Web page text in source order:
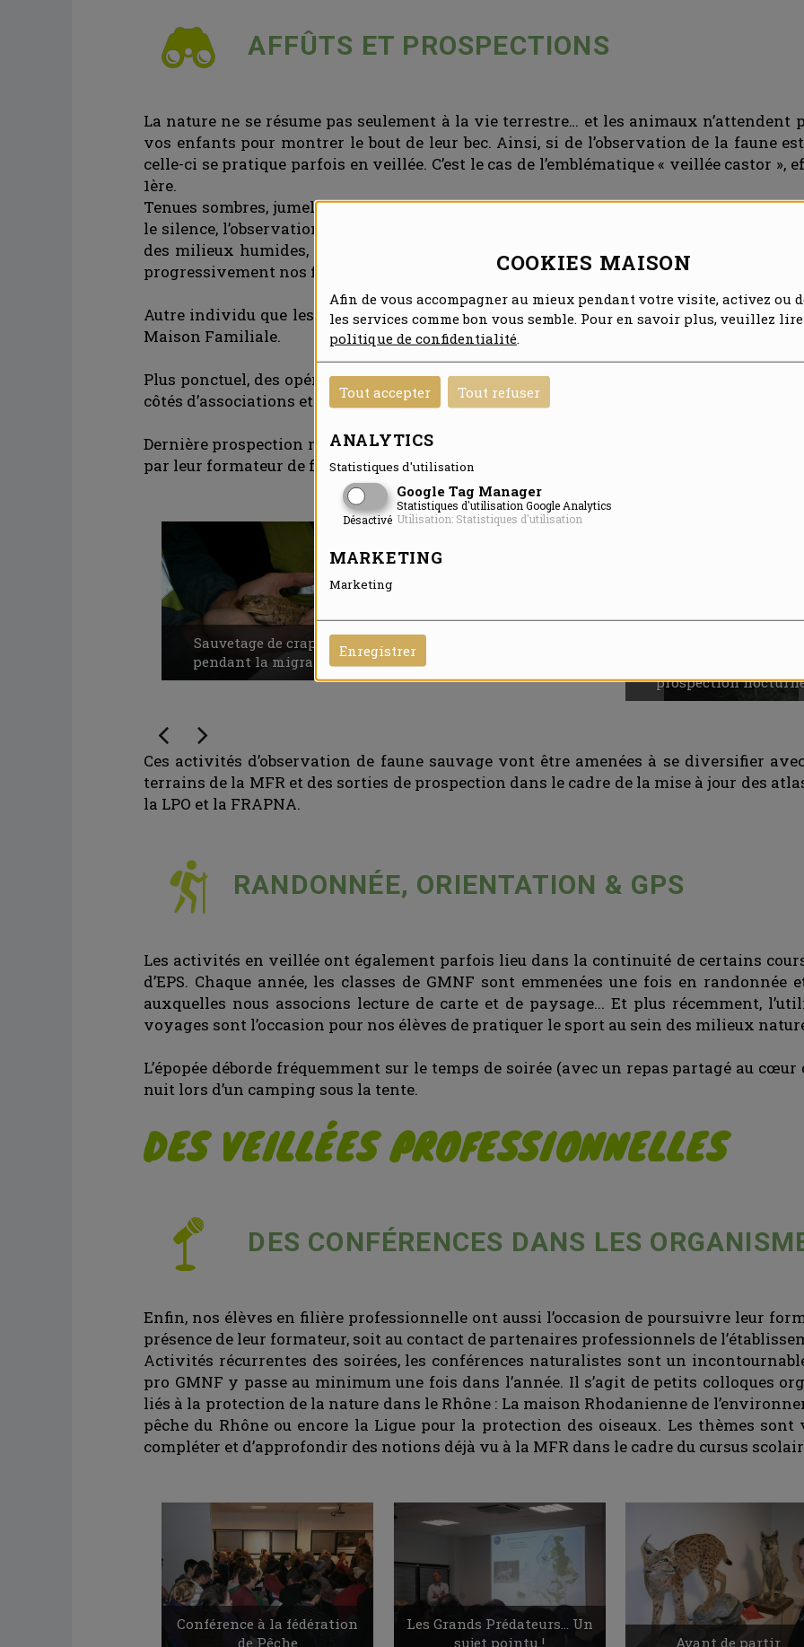
COOKIES MAISON
Afin de vous accompagner au mieux pendant votre visite, activez ou
les services comme bon vous semble. Pour en savoir plus, veuillez
politique de confidentialité.
Tout accepter Tout refuser
ANALYTICS
Statistiques d'utilisation
Google Tag Manager
Désactivé
Statistiques d'utilisation Google Analytics
Utilisation: Statistiques d'utilisation
MARKETING
Marketing
Enregistrer
AFFÛTS ET PROSPECTIONS
La nature ne se résume pas seulement à la vie terrestre… et les animaux n’attendent
vos enfants pour montrer le bout de leur bec. Ainsi, si de l’observation de la faune
celle-ci se pratique parfois en veillée. C’est le cas de l’emblématique « veillée castor »,
1ère.
Tenues sombres, jumelles : Direction l’écopôle du Forez ou encore l’île du Beurre. Là,
le silence, l’observation débute au crépuscule jusqu’à ce que la nuit soit noire. Entre
des milieux humides, nous avons fréquemment l’occasion d’observer le castor, ce
progressivement nos fleuves après avoir failli disparaitre… et qui ne sort qu’au
Autre individu que les jeunes peuvent parfois observer à loisir : Le hibou Grand-Duc
Maison Familiale.
Plus ponctuel, des opérations de sauvetage d’amphibiens durant la migration ont été
côtés d’associations et se poursuivent.
Dernière prospection mise en place, la prospection d’écrevisse réalisée lors de la
par leur formateur de faune.
Sauvetage de crapaud
pendant la migration
Le castor sort sous nos
prospection
Ces activités d’observation de faune sauvage vont être amenées à se diversifier
terrains de la MFR et des sorties de prospection dans le cadre de la mise à jour des
la LPO et la FRAPNA.
RANDONNÉE, ORIENTATION & GPS
Les activités en veillée ont également parfois lieu dans la continuité de certains
d’EPS. Chaque année, les classes de GMNF sont emmenées une fois en randonnée
auxquelles nous associons lecture de carte et de paysage... Et plus récemment,
voyages sont l’occasion pour nos élèves de pratiquer le sport au sein des milieux
L’épopée déborde fréquemment sur le temps de soirée (avec un repas partagé au
nuit lors d’un camping sous la tente.
DES VEILLÉES PROFESSIONNELLES
DES CONFÉRENCES DANS LES
Enfin, nos élèves en filière professionnelle ont aussi l’occasion de poursuivre leur
présence de leur formateur, soit au contact de partenaires professionnels de
Activités récurrentes des soirées, les conférences naturalistes sont un incontournable
pro GMNF y passe au minimum une fois dans l’année. Il s’agit de petits colloques
liés à la protection de la nature dans le Rhône : La maison Rhodanienne de
pêche du Rhône ou encore la Ligue pour la protection des oiseaux. Les thèmes
compléter et d’approfondir des notions déjà vu à la MFR dans le cadre du cursus
Conférence à la fédération
de Pêche
Les Grands Prédateurs... Un
sujet pointu !
Avant de partir...